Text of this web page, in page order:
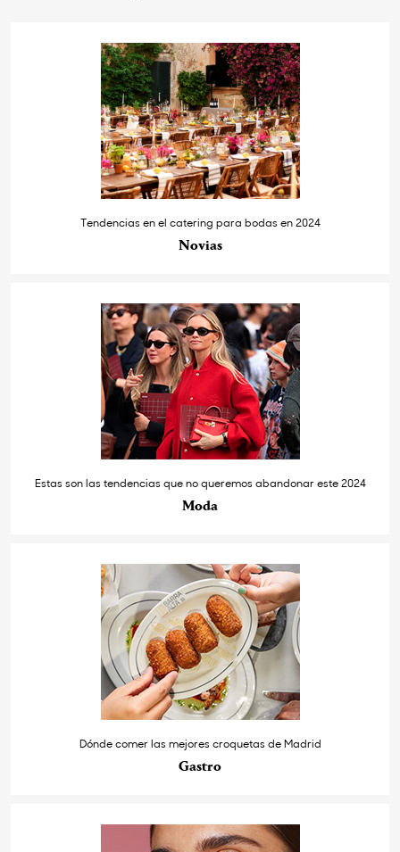
Tendencias en el catering para bodas en 2024
Novias
Estas son las tendencias que no queremos abandonar este 2024
Moda
Dónde comer las mejores croquetas de Madrid
Gastro